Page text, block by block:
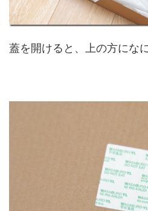
蓋を開けると、上の方にな